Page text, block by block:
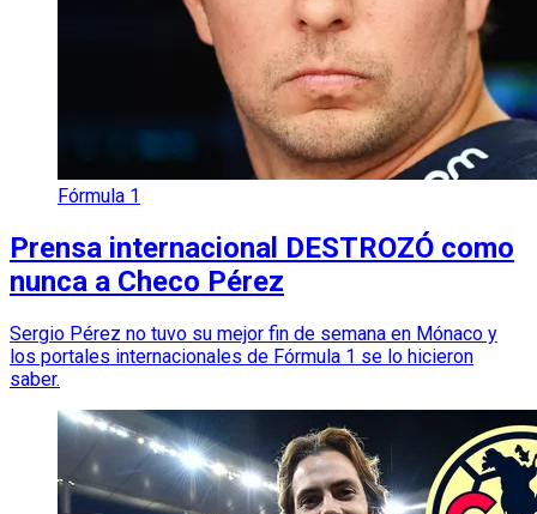
Fórmula 1
Prensa internacional DESTROZÓ como
nunca a Checo Pérez
Sergio Pérez no tuvo su mejor fin de semana en Mónaco y
los portales internacionales de Fórmula 1 se lo hicieron
saber.